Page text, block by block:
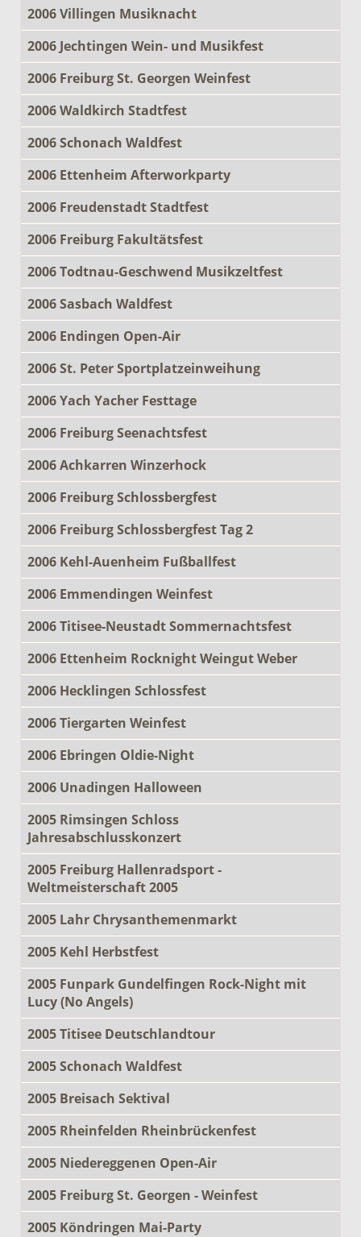
2006 Villingen Musiknacht
2006 Jechtingen Wein- und Musikfest
2006 Freiburg St. Georgen Weinfest
2006 Waldkirch Stadtfest
2006 Schonach Waldfest
2006 Ettenheim Afterworkparty
2006 Freudenstadt Stadtfest
2006 Freiburg Fakultätsfest
2006 Todtnau-Geschwend Musikzeltfest
2006 Sasbach Waldfest
2006 Endingen Open-Air
2006 St. Peter Sportplatzeinweihung
2006 Yach Yacher Festtage
2006 Freiburg Seenachtsfest
2006 Achkarren Winzerhock
2006 Freiburg Schlossbergfest
2006 Freiburg Schlossbergfest Tag 2
2006 Kehl-Auenheim Fußballfest
2006 Emmendingen Weinfest
2006 Titisee-Neustadt Sommernachtsfest
2006 Ettenheim Rocknight Weingut Weber
2006 Hecklingen Schlossfest
2006 Tiergarten Weinfest
2006 Ebringen Oldie-Night
2006 Unadingen Halloween
2005 Rimsingen Schloss
Jahresabschlusskonzert
2005 Freiburg Hallenradsport -
Weltmeisterschaft 2005
2005 Lahr Chrysanthemenmarkt
2005 Kehl Herbstfest
2005 Funpark Gundelfingen Rock-Night mit
Lucy (No Angels)
2005 Titisee Deutschlandtour
2005 Schonach Waldfest
2005 Breisach Sektival
2005 Rheinfelden Rheinbrückenfest
2005 Niedereggenen Open-Air
2005 Freiburg St. Georgen - Weinfest
2005 Köndringen Mai-Party